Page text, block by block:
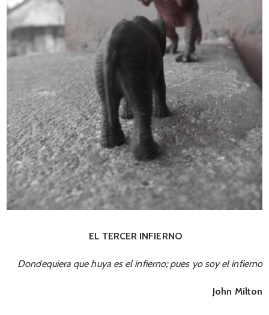
EL TERCER INFIERNO
Dondequiera que huya es el infierno; pues yo soy el infierno
John Milton